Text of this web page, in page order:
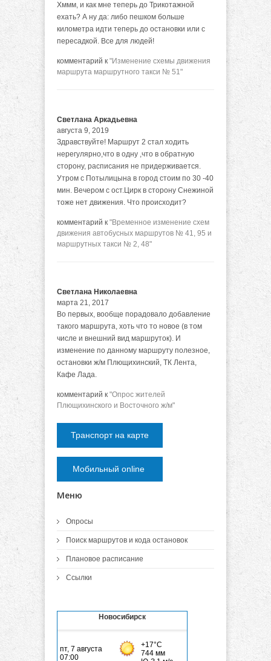
Хммм, и как мне теперь до Трикотажной
ехать? А ну да: либо пешком больше
километра идти теперь до остановки или с
пересадкой. Все для людей!
комментарий к "Изменение схемы движения
маршрута маршрутного такси № 51"
Светлана Аркадьевна
августа 9, 2019
Здравствуйте! Маршрут 2 стал ходить
нерегулярно,что в одну ,что в обратную
сторону, расписания не придерживается.
Утром с Потылицына в город стоим по 30 -40
мин. Вечером с ост.Цирк в сторону Снежиной
тоже нет движения. Что происходит?
комментарий к "Временное изменение схем
движения автобусных маршрутов № 41, 95 и
маршрутных такси № 2, 48"
Светлана Николаевна
марта 21, 2017
Во первых, вообще порадовало добавление
такого маршрута, хоть что то новое (в том
числе и внешний вид маршруток). И
изменение по данному маршруту полезное,
остановки ж/м Плющихинский, ТК Лента,
Кафе Лада.
комментарий к "Опрос жителей
Плющихинского и Восточного ж/м"
Транспорт на карте
Мобильный online
Меню
Опросы
Поиск маршрутов и кода остановок
Плановое расписание
Ссылки
Новосибирск